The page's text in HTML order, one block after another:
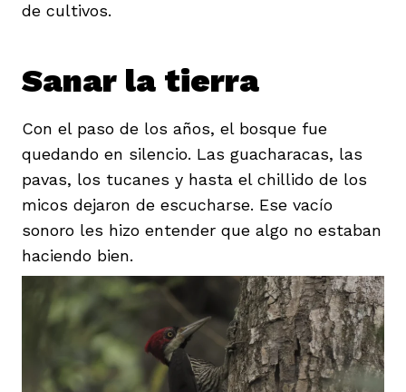
de cultivos.
Sanar la tierra
Con el paso de los años, el bosque fue
quedando en silencio. Las guacharacas, las
pavas, los tucanes y hasta el chillido de los
micos dejaron de escucharse. Ese vacío
sonoro les hizo entender que algo no estaban
haciendo bien.